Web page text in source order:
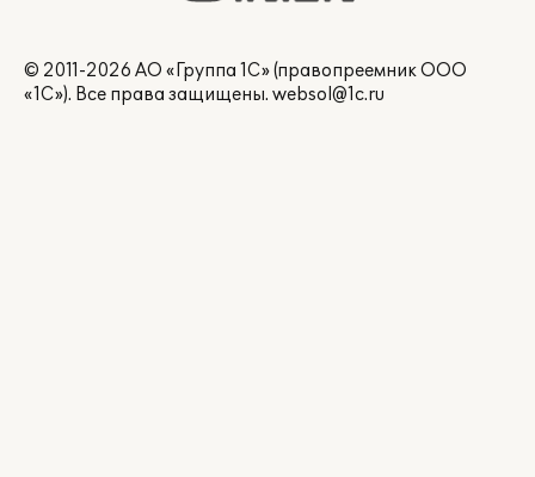
© 2011-2026 АО «Группа 1С» (правопреемник ООО
«1С»). Все права защищены. websol@1c.ru